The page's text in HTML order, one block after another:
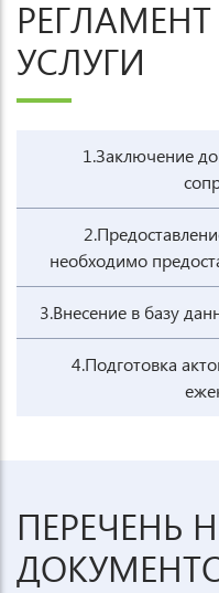
УСЛУГИ
1.Заключение
необходимо
3.Внесение в базу
4.Подготовка
ПЕРЕЧЕНЬ